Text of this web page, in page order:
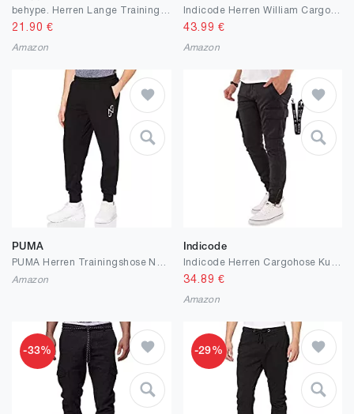
21.90 €
Amazon
43.99 €
Amazon
PUMA
Amazon
Indicode
34.89 €
Amazon
-33% -29%